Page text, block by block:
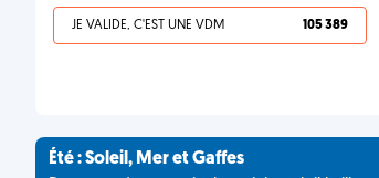
JE VALIDE, C'EST UNE VDM 105 389
Été : Soleil, Mer et Gaffes